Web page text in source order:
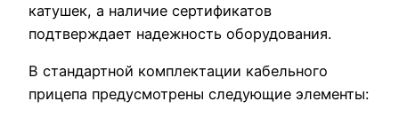
катушек, а наличие сертификатов
подтверждает надежность оборудования.
В стандартной комплектации кабельного
прицепа предусмотрены следующие элементы: